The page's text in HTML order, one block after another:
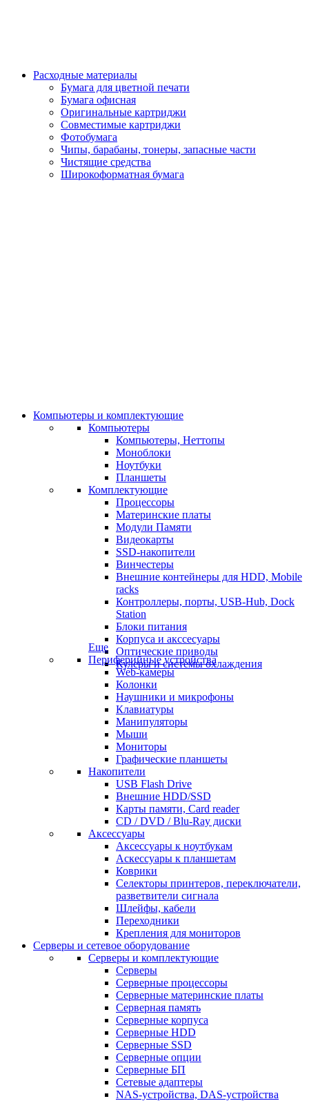
Расходные материалы
Бумага для цветной печати
Бумага офисная
Оригинальные картриджи
Совместимые картриджи
Фотобумага
Чипы, барабаны, тонеры, запасные части
Чистящие средства
Широкоформатная бумага
Компьютеры и комплектующие
Компьютеры
Компьютеры, Неттопы
Моноблоки
Ноутбуки
Планшеты
Комплектующие
Процессоры
Материнские платы
Модули Памяти
Видеокарты
SSD-накопители
Винчестеры
Внешние контейнеры для HDD, Mobile
racks
Контроллеры, порты, USB-Hub, Dock
Station
Блоки питания
Корпуса и акссесуары
Оптические приводы
Кулеры и системы охлаждения
Еще
Периферийные устройства
Web-камеры
Колонки
Наушники и микрофоны
Клавиатуры
Манипуляторы
Мыши
Мониторы
Графические планшеты
Накопители
USB Flash Drive
Внешние HDD/SSD
Карты памяти, Card reader
CD / DVD / Blu-Ray диски
Аксессуары
Аксессуары к ноутбукам
Аскессуары к планшетам
Коврики
Селекторы принтеров, переключатели,
разветвители сигнала
Шлейфы, кабели
Переходники
Крепления для мониторов
Серверы и сетевое оборудование
Серверы и комплектующие
Серверы
Серверные процессоры
Серверные материнские платы
Серверная память
Серверные корпуса
Серверные HDD
Серверные SSD
Серверные опции
Серверные БП
Сетевые адаптеры
NAS-устройства, DAS-устройства